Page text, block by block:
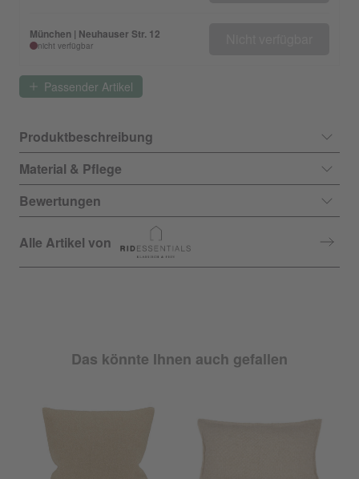
München | Neuhauser Str. 12
nicht verfügbar
Passender Artikel
Produktbeschreibung
Material & Pflege
Bewertungen
Alle Artikel von
Das könnte Ihnen auch gefallen